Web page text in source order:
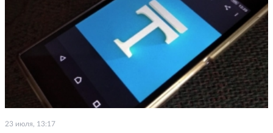
23 июля, 13:17